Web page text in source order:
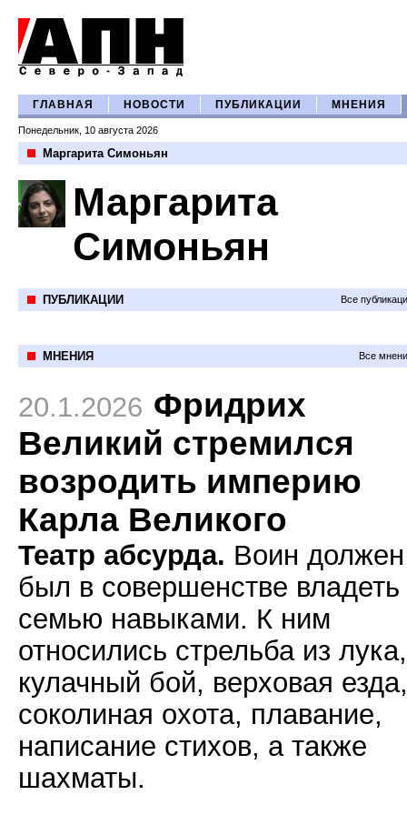
ГЛАВНАЯ НОВОСТИ ПУБЛИКАЦИИ МНЕНИЯ
Понедельник, 10 августа 2026
Маргарита Симоньян
Маргарита
Симоньян
ПУБЛИКАЦИИ Все
МНЕНИЯ Все
20.1.2026 Фридрих
Великий стремился
возродить империю
Карла Великого
Театр абсурда. Воин должен
был в совершенстве владеть
семью навыками. К ним
относились стрельба из лука,
кулачный бой, верховая езда,
соколиная охота, плавание,
написание стихов, а также
шахматы.